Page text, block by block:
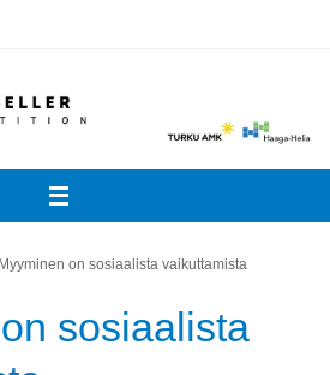
Myyminen on sosiaalista vaikuttamista
sosiaalista